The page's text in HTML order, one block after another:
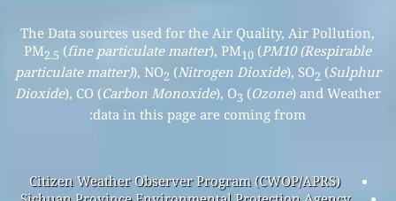
The Data sources used for the Air Quality, Air Pollution,
PM2.5(fine particulate matter), PM10(PM10 (Respirable
particulate matter)), NO2 (Nitrogen Dioxide), SO2 (Sulphur
Dioxide), CO (Carbon Monoxide), O3 (Ozone ) and Weather
data in this page are coming from:
Citizen Weather Observer Program (CWOP/APRS)